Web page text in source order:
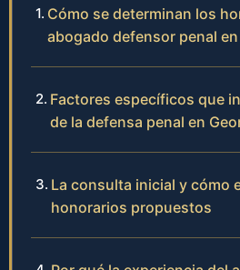
Cómo se determinan los
abogado defensor penal
Factores específicos que
de la defensa penal en
La consulta inicial y cómo
honorarios propuestos